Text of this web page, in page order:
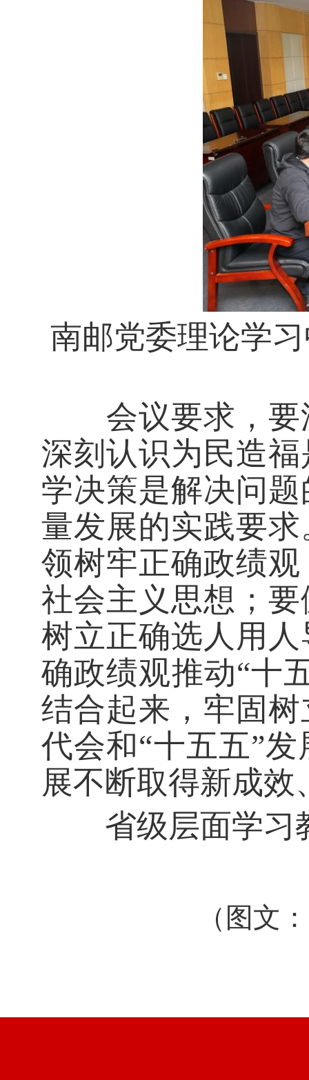
南邮党委理论学
会议要求，要
深刻认识为民造
学决策是解决问
量发展的实践要
领树牢正确政绩
社会主义思想；
树立正确选人用
确政绩观推动“十
结合起来，牢固
代会和“十五五”
展不断取得新成效
省级层面学习教
（图